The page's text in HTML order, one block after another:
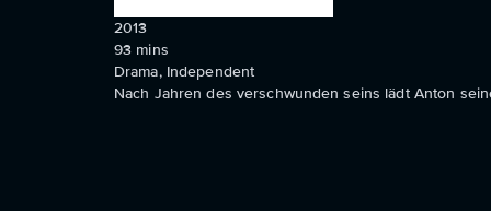
2013
93 mins
Drama, Independent
Nach Jahren des verschwunden seins lädt Anton